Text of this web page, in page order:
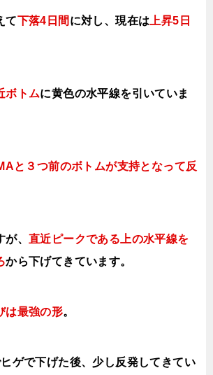
て下落4 日間 に対し、現在は 上昇5日
ボトムに黄色の水平線を引いていま
と３つ前のボトムが支持となって反
が、直近ピークである上の水平線を
から下げてきています。
は最強の形。
ゲで下げた後、少し反発してきてい